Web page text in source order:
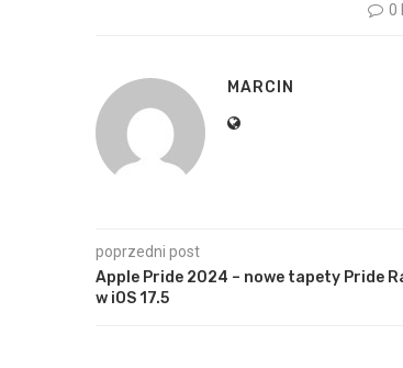
0
MARCIN
poprzedni post
Apple Pride 2024 – nowe tapety Pride
w iOS 17.5